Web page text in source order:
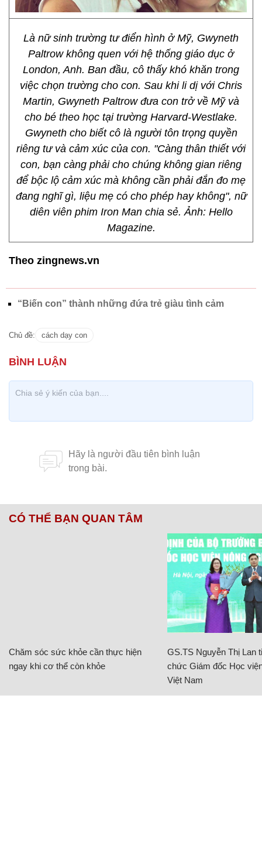
Là nữ sinh trường tư điển hình ở Mỹ, Gwyneth
Paltrow không quen với hệ thống giáo dục ở
London, Anh. Ban đầu, cô thấy khó khăn trong
việc chọn trường cho con. Sau khi li dị với Chris
Martin, Gwyneth Paltrow đưa con trở về Mỹ và
cho bé theo học tại trường Harvard-Westlake.
Gwyneth cho biết cô là người tôn trọng quyền
riêng tư và cảm xúc của con. "Càng thân thiết với
con, bạn càng phải cho chúng không gian riêng
để bộc lộ cảm xúc mà không cần phải đắn đo mẹ
đang nghĩ gì, liệu mẹ có cho phép hay không", nữ
diên viên phim Iron Man chia sẻ. Ảnh: Hello
Magazine.
Theo zingnews.vn
“Biến con” thành những đứa trẻ giàu tình cảm
Chủ đề: cách dạy con
CÓ THỂ BẠN QUAN TÂM
Chăm sóc sức khỏe cần thực hiện
ngay khi cơ thể còn khỏe
GS.TS Nguyễn Thị Lan
chức Giám đốc Học
Việt Nam